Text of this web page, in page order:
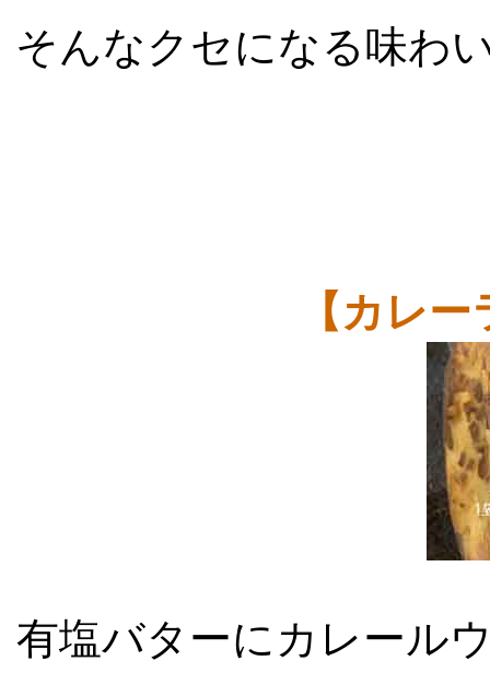
そんなクセになる味わ
【カレ
有塩バターにカレール